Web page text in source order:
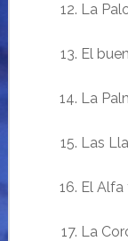
La
El buen
La
Las
El Alfa
La